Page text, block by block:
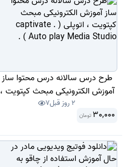
طرح درس سالانه درس محتوا ساز
آموزش الکترونیکی مبحث کپتویت ،
اتوپلی ( captivate . Auto play
Media Studio ) .
2 روز قبل 7
30,000 تومان